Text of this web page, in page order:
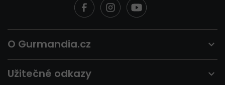
O Gurmandia.cz
Užitečné odkazy